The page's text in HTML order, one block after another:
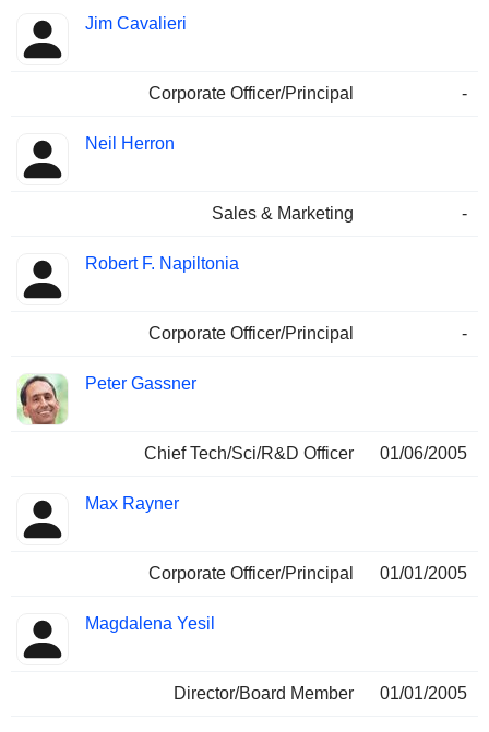
Jim Cavalieri
Corporate Officer/Principal -
Neil Herron
Sales & Marketing -
Robert F. Napiltonia
Corporate Officer/Principal -
Peter Gassner
Chief Tech/Sci/R&D Officer 01/06/2005
Max Rayner
Corporate Officer/Principal 01/01/2005
Magdalena Yesil
Director/Board Member 01/01/2005